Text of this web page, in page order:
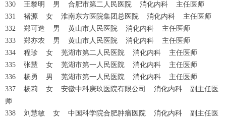
330 王黎明 男 合肥市第二人民医院 消化内科 主任医师
331 褚源 女 淮南东方医院集团总医院 消化内科 主任医师
332 郑可造 男 黄山市人民医院 消化内科 主任医师
333 郑亦农 男 黄山市人民医院 消化内科 主任医师
334 程珍 女 芜湖市第二人民医院 消化内科 主任医师
335 张慧 女 芜湖市第一人民医院 消化内科 主任医师
336 杨勇 男 芜湖市第一人民医院 消化内科 主任医师
337 杨莉 女 安徽中科庚玖医院有限公司 消化内科 副主任医
师
338 刘慧敏 女 中国科学院合肥肿瘤医院 消化内科 副主任医